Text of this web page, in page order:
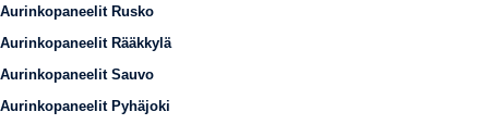
Aurinkopaneelit Rusko
Aurinkopaneelit Rääkkylä
Aurinkopaneelit Sauvo
Aurinkopaneelit Pyhäjoki